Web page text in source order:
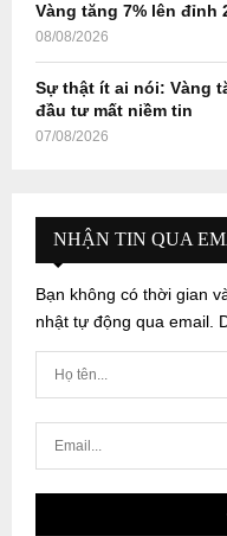
Vàng tăng 7% lên đỉnh
08/08/2026
Sự thật ít ai nói: Vàng
đầu tư mất niềm tin
07/08/2026
NHẬN TIN QUA
Bạn không có thời gian
nhật tự động qua email.